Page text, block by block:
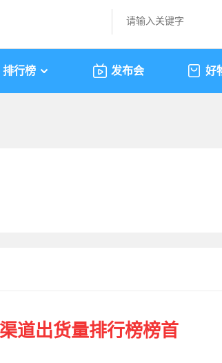
排行榜 发布会 好
道出货量排行榜榜首